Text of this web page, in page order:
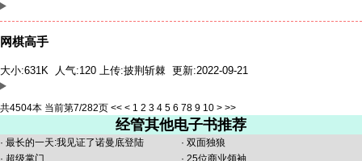
网棋高手
大小:631K 人气:120 上传:披荆斩棘 更新:2022-09-21
共4504本 当前第7/282页 << < 1 2 3 4 5 6 78 9 10 > >>
经管其他电子书推荐
· 最长的一天:我见证了诺曼底登陆 · 双面独狼
· 超级掌门 · 25位商业领袖